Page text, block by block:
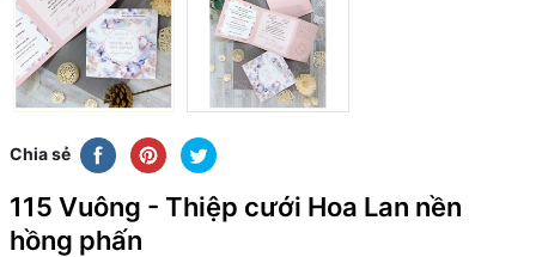
Chia sẻ
115 Vuông - Thiệp cưới Hoa Lan nền
hồng phấn